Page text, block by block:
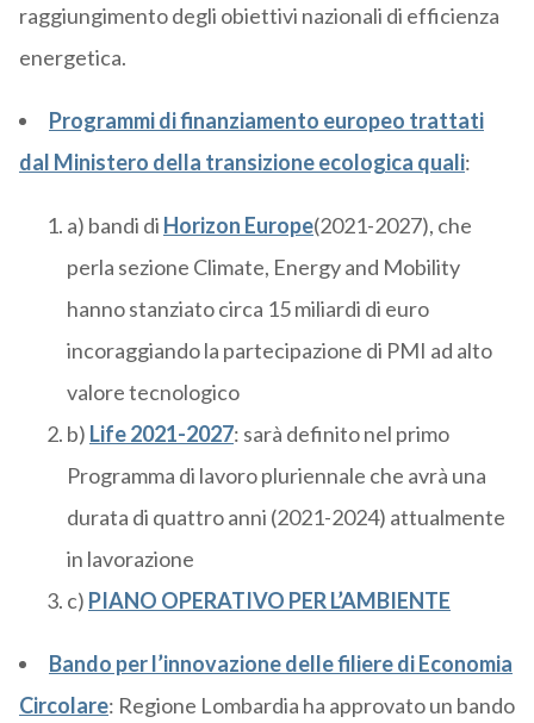
raggiungimento degli obiettivi nazionali di efficienza
energetica.
Programmi di finanziamento europeo trattati
dal Ministero della transizione ecologica quali:
a) bandi di Horizon Europe(2021-2027), che
perla sezione Climate, Energy and Mobility
hanno stanziato circa 15 miliardi di euro
incoraggiando la partecipazione di PMI ad alto
valore tecnologico
b) Life 2021-2027: sarà definito nel primo
Programma di lavoro pluriennale che avrà una
durata di quattro anni (2021-2024) attualmente
in lavorazione
c) PIANO OPERATIVO PER L’AMBIENTE
Bando per l’innovazione delle filiere di Economia
Circolare: Regione Lombardia ha approvato un bando